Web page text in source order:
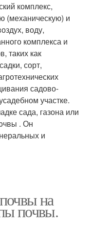
комплекс,
(механическую) и
воду,
комплекса и
таких как
сорт,
садово-
участке.
сада, газона или
. Он
и
на
почвы.